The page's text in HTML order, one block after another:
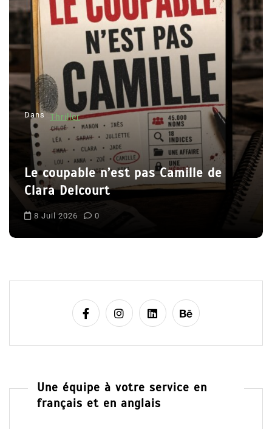
o
n
d
e
l
e
Dans Thriller
Le coupable n’est pas Camille de
Clara Delcourt
8 Juil 2026 0
Une équipe à votre service en
français et en anglais